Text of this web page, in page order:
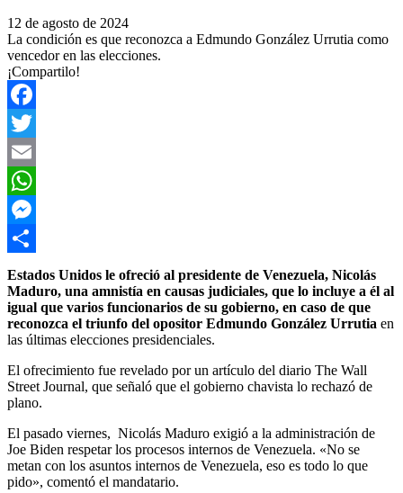
12 de agosto de 2024
La condición es que reconozca a Edmundo González Urrutia como
vencedor en las elecciones.
¡Compartilo!
Facebook
Twitter
Email
WhatsApp
Messenger
Compartir
Estados Unidos le ofreció al presidente de Venezuela, Nicolás
Maduro, una amnistía en causas judiciales, que lo incluye a él al
igual que varios funcionarios de su gobierno, en caso de que
reconozca el triunfo del opositor Edmundo González Urrutia en
las últimas elecciones presidenciales.
El ofrecimiento fue revelado por un artículo del diario The Wall
Street Journal, que señaló que el gobierno chavista lo rechazó de
plano.
El pasado viernes, Nicolás Maduro exigió a la administración de
Joe Biden respetar los procesos internos de Venezuela. «No se
metan con los asuntos internos de Venezuela, eso es todo lo que
pido», comentó el mandatario.